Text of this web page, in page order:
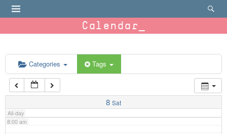
Calendar
Categories Tags
8 Sat
All-day
6:00 am
7:00 am
8:00 am